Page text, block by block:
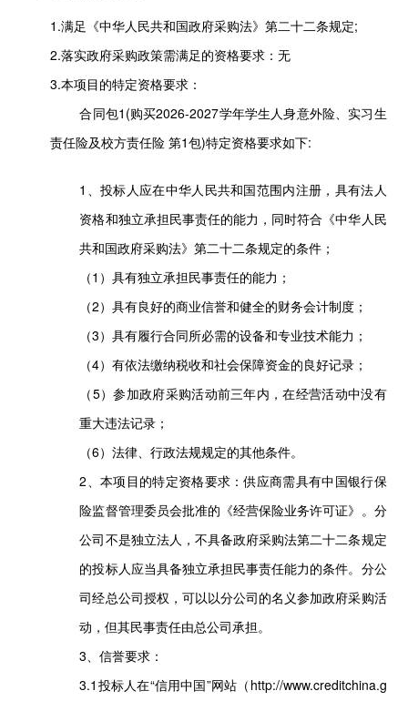
1.满足《中华人民共和国政府采购法》第二十二条规定;
2.落实政府采购政策需满足的资格要求：无
3.本项目的特定资格要求：
合同包1(购买2026-2027学年学生人身意外险、实习生
责任险及校方责任险 第1包)特定资格要求如下:
1、投标人应在中华人民共和国范围内注册，具有法人
资格和独立承担民事责任的能力，同时符合《中华人民
共和国政府采购法》第二十二条规定的条件；
（1）具有独立承担民事责任的能力；
（2）具有良好的商业信誉和健全的财务会计制度；
（3）具有履行合同所必需的设备和专业技术能力；
（4）有依法缴纳税收和社会保障资金的良好记录；
（5）参加政府采购活动前三年内，在经营活动中没有
重大违法记录；
（6）法律、行政法规规定的其他条件。
2、本项目的特定资格要求：供应商需具有中国银行保
险监督管理委员会批准的《经营保险业务许可证》。分
公司不是独立法人，不具备政府采购法第二十二条规定
的投标人应当具备独立承担民事责任能力的条件。分公
司经总公司授权，可以以分公司的名义参加政府采购活
动，但其民事责任由总公司承担。
3、信誉要求：
3.1投标人在“信用中国”网站（http://www.creditchina.g